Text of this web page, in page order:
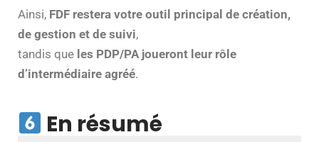
Ainsi, FDF restera votre outil principal de création,
de gestion et de suivi,
tandis que les PDP/PA joueront leur rôle
d’intermédiaire agréé.
En résumé